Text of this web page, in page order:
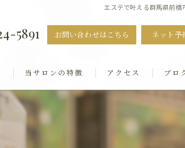
エステで叶える群馬県前
5891 お問い合わせはこちら ネット予
当サロンの特徴
痩身
ダイエット
アクセス ブロ